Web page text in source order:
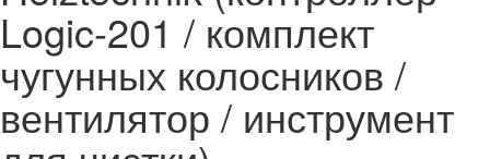
Logic-201 / комплект
чугунных колосников /
вентилятор / инструмент